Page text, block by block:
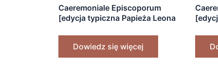
Caeremoniale Episcoporum
[edycja typiczna Papieża Leona
Dowiedz się więcej